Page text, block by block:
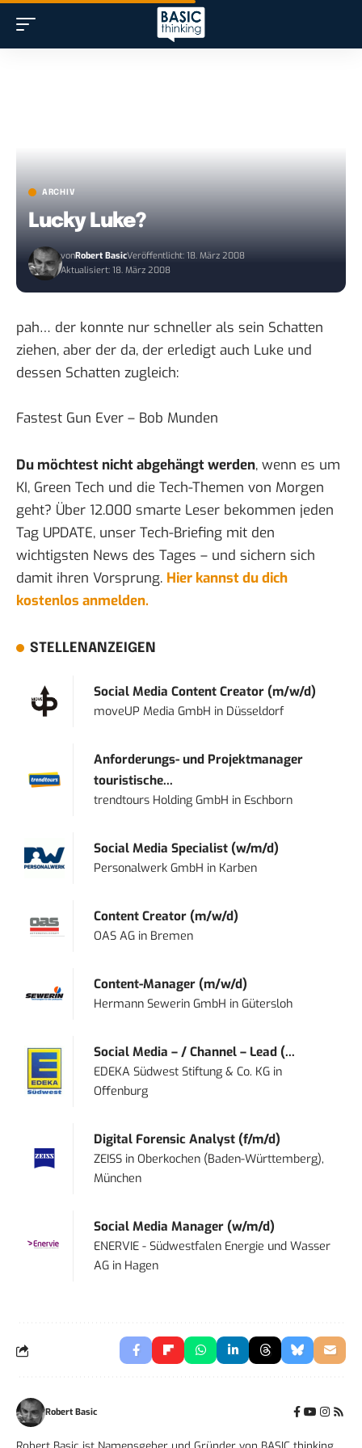
ARCHIV
Lucky Luke?
vonRobert BasicVeröffentlicht: 18. März 2008
Aktualisiert: 18. März 2008
pah… der konnte nur schneller als sein Schatten
ziehen, aber der da, der erledigt auch Luke und
dessen Schatten zugleich:
Fastest Gun Ever – Bob Munden
Du möchtest nicht abgehängt werden, wenn es um
KI, Green Tech und die Tech-Themen von Morgen
geht? Über 12.000 smarte Leser bekommen jeden
Tag UPDATE, unser Tech-Briefing mit den
wichtigsten News des Tages – und sichern sich
damit ihren Vorsprung. Hier kannst du dich
kostenlos anmelden.
STELLENANZEIGEN
Social Media Content Creator (m/w/d)
moveUP Media GmbH in Düsseldorf
Anforderungs- und Projektmanager
touristische...
trendtours Holding GmbH in Eschborn
Social Media Specialist (w/m/d)
Personalwerk GmbH in Karben
Content Creator (m/w/d)
OAS AG in Bremen
Content-Manager (m/w/d)
Hermann Sewerin GmbH inGütersloh
Social Media – / Channel – Lead (...
EDEKA Südwest Stiftung & Co. KG in
Offenburg
Digital Forensic Analyst (f/m/d)
ZEISS inOberkochen (Baden-Württemberg),
München
Social Media Manager (w/m/d)
ENERVIE - Südwestfalen Energie und Wasser
AG in Hagen
Robert Basic